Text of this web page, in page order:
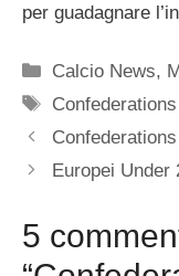
per guadagnare
Categorie
Calcio News,
Tag
Europei Under
5